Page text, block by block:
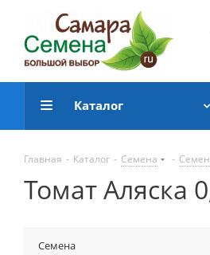
Каталог
Главная - Каталог - Семена -
Томат Аляска
Семена